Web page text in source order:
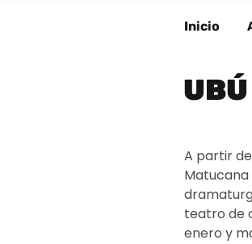
Inicio
A partir
teatro de
enero y